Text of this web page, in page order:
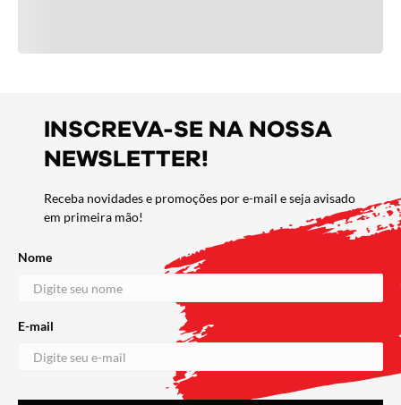
INSCREVA-SE NA NOSSA
NEWSLETTER!
Receba novidades e promoções por e-mail e seja avisado
em primeira mão!
Nome
E-mail